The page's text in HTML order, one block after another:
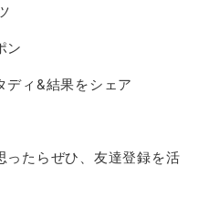
ン
ディ&結果をシェア
ったらぜひ、友達登録を活